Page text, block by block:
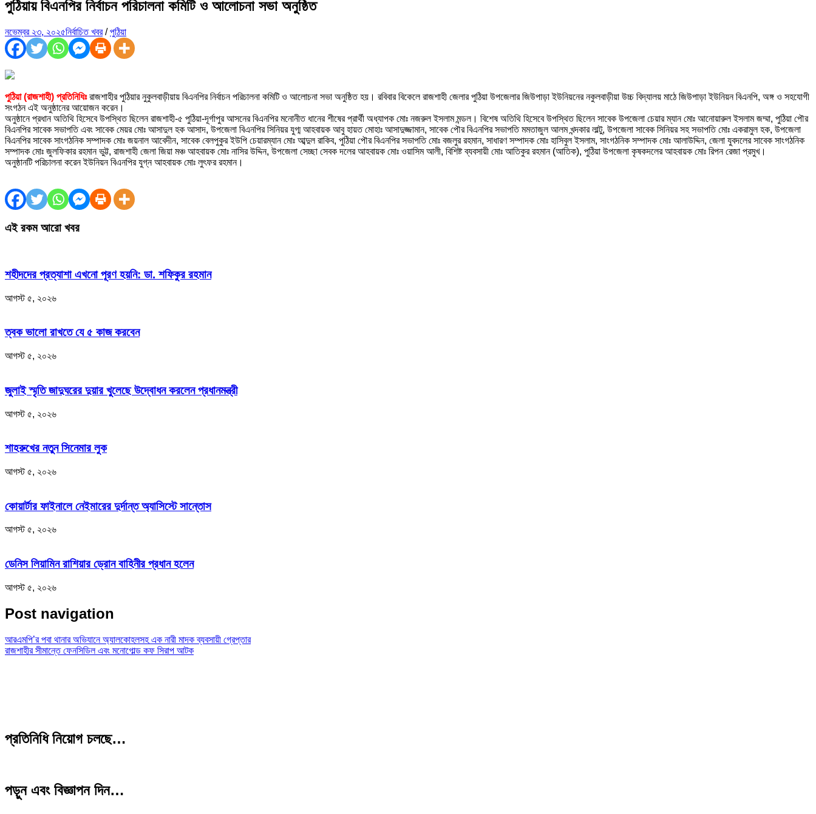
পুঠিয়ায় বিএনপির নির্বাচন পরিচালনা কমিটি ও আলোচনা সভা অনুষ্ঠিত
নভেম্বর ২৩, ২০২৫নির্বাচিত খবর/পুঠিয়া
পুঠিয়া (রাজশাহী) প্রতিনিধিঃরাজশাহীর পুঠিয়ার নুকুলবাড়ীয়ায় বিএনপির নির্বাচন পরিচালনা কমিটি ও আলোচনা সভা অনুষ্ঠিত হয়। রবিবার বিকেলে রাজশাহী জেলার পুঠিয়া উপজেলার জিউপাড়া ইউনিয়নের নকুলবাড়ীয়া উচ্চ বিদ্যালয় মাঠে জিউপাড়া ইউনিয়ন বিএনপি, অঙ্গ ও সহযোগী
সংগঠন এই অনুষ্ঠানের আয়োজন করেন।
অনুষ্ঠানে প্রধান অতিথি হিসেবে উপস্থিত ছিলেন রাজশাহী-৫ পুঠিয়া-দূর্গাপুর আসনের বিএনপির মনোনীত ধানের শীষের প্রার্থী অধ্যাপক মোঃ নজরুল ইসলাম মন্ডল। বিশেষ অতিথি হিসেবে উপস্থিত ছিলেন সাবেক উপজেলা চেয়ার ম্যান মোঃ আনোয়ারুল ইসলাম জম্মা, পুঠিয়া পৌর
বিএনপির সাবেক সভাপতি এবং সাবেক মেয়র মোঃ আসাদুল হক আসাদ, উপজেলা বিএনপির সিনিয়র যুগ্ম আহবায়ক আবু হায়ত মোহাঃ আসাদুজ্জামান, সাবেক পৌর বিএনপির সভাপতি মমতাজুল আলম খন্দকার লাল্টু, উপজেলা সাবেক সিনিয়র সহ সভাপতি মোঃ একরামুল হক, উপজেলা
বিএনপির সাবেক সাংগঠনিক সম্পাদক মোঃ জয়নাল আবেদীন, সাবেক বেলপুকুর ইউপি চেয়ারম্যান মোঃ আব্দুল রাকিব, পুঠিয়া পৌর বিএনপির সভাপতি মোঃ বজলুর রহমান, সাধারণ সম্পাদক মোঃ হাসিবুল ইসলাম, সাংগঠনিক সম্পাদক মোঃ আলাউদ্দিন, জেলা যুবদলের সাবেক সাংগঠনিক
সম্পাদক মোঃ জুলফিকার রহমান ভুট্ট, রাজশাহী জেলা জিয়া মঞ্চ আহবায়ক মোঃ নাসির উদ্দিন, উপজেলা সেচ্ছা সেবক দলের আহবায়ক মোঃ ওয়াসিম আলী, বিশিষ্ট ব্যবসায়ী মোঃ আতিকুর রহমান (আতিক), পুঠিয়া উপজেলা কৃষকদলের আহবায়ক মোঃ রিপন রেজা প্রমুখ।
অনুষ্ঠানটি পরিচালনা করেন ইউনিয়ন বিএনপির যুগ্ন আহবায়ক মোঃ লুৎফর রহমান।
এই রকম আরো খবর
শহীদদের প্রত্যাশা এখনো পূরণ হয়নি: ডা. শফিকুর রহমান
আগস্ট ৫, ২০২৬
ত্বক ভালো রাখতে যে ৫ কাজ করবেন
আগস্ট ৫, ২০২৬
জুলাই স্মৃতি জাদুঘরের দুয়ার খুলেছে উদ্বোধন করলেন প্রধানমন্ত্রী
আগস্ট ৫, ২০২৬
শাহরুখের নতুন সিনেমার লুক
আগস্ট ৫, ২০২৬
কোয়ার্টার ফাইনালে নেইমারের দুর্দান্ত অ্যাসিস্টে সান্তোস
আগস্ট ৫, ২০২৬
ডেনিস লিয়ামিন রাশিয়ার ড্রোন বাহিনীর প্রধান হলেন
আগস্ট ৫, ২০২৬
Post navigation
আরএমপি’র পবা থানার অভিযানে অ্যালকোহলসহ এক নারী মাদক ব্যবসায়ী গ্রেপ্তার
রাজশাহীর সীমান্তে ফেনসিডিল এবং মনোগোল্ড কফ সিরাপ আটক
প্রতিনিধি নিয়োগ চলছে…
পড়ুন এবং বিজ্ঞাপন দিন…